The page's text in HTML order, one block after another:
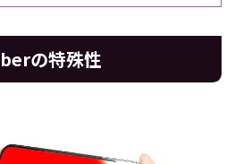
の特殊性